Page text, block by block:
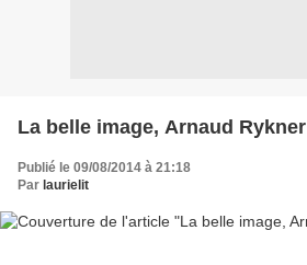
La belle image, Arnaud Rykner
Publié le 09/08/2014 à 21:18
Par laurielit